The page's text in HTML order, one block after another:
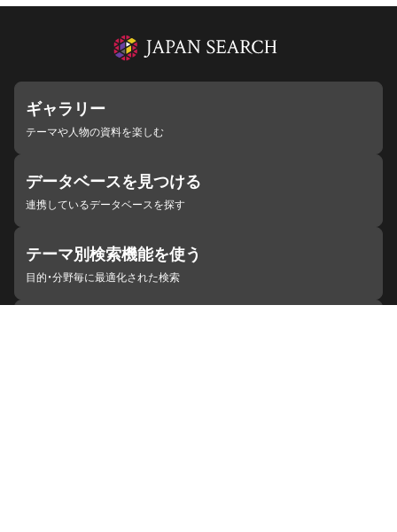
ギャラリー
テーマや人物の資料を楽しむ
データベースを見つける
連携しているデータベースを探す
テーマ別検索機能を使う
目的・分野毎に最適化された検索